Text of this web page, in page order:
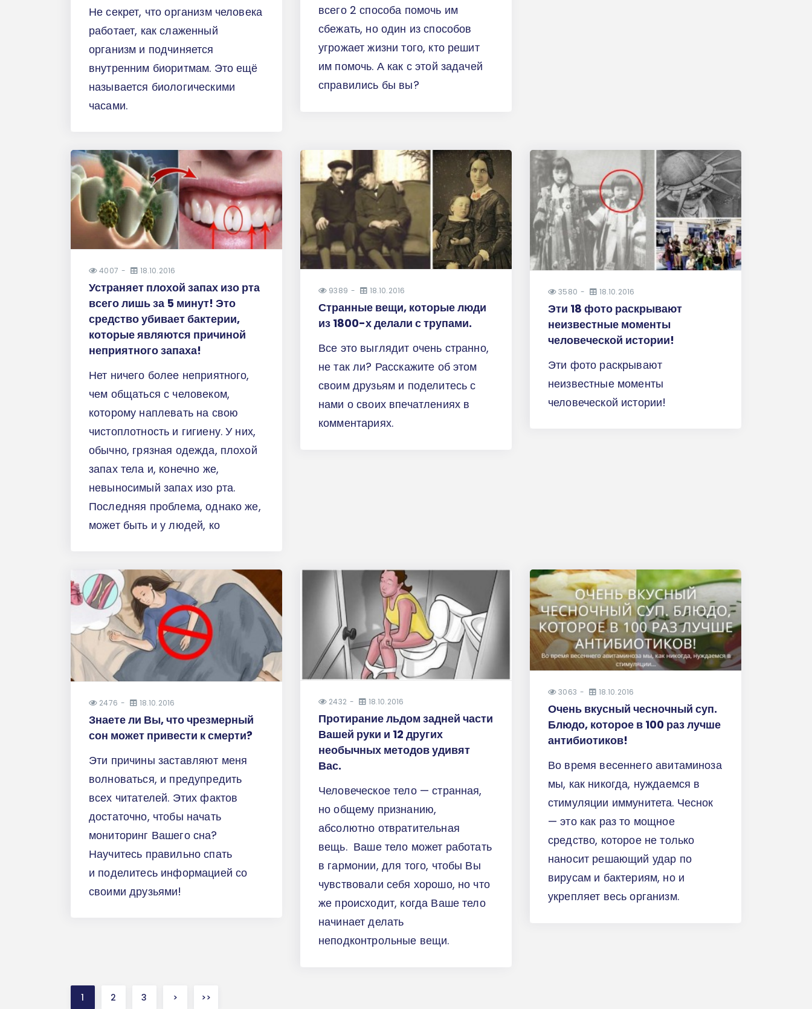
Не секрет, что организм человека
работает, как слаженный
организм и подчиняется
внутренним биоритмам. Это ещё
называется биологическими
часами.
всего 2 способа помочь им
сбежать, но один из способов
угрожает жизни того, кто решит
им помочь. А как с этой задачей
справились бы вы?
4007 18.10.2016
Устраняет плохой запах изо рта
всего лишь за 5 минут! Это
средство убивает бактерии,
которые являются причиной
неприятного запаха!
Нет ничего более неприятного,
чем общаться с человеком,
которому наплевать на свою
чистоплотность и гигиену. У них,
обычно, грязная одежда, плохой
запах тела и, конечно же,
невыносимый запах изо рта.
Последняя проблема, однако же,
может быть и у людей, ко
9389 18.10.2016
Странные вещи, которые люди
из 1800-х делали с трупами.
Все это выглядит очень странно,
не так ли? Расскажите об этом
своим друзьям и поделитесь с
нами о своих впечатлениях в
комментариях.
3580 18.10.2016
Эти 18 фото раскрывают
неизвестные моменты
человеческой истории!
Эти фото раскрывают
неизвестные моменты
человеческой истории!
2476 18.10.2016
Знаете ли Вы, что чрезмерный
сон может привести к смерти?
Эти причины заставляют меня
волноваться, и предупредить
всех читателей. Этих фактов
достаточно, чтобы начать
мониторинг Вашего сна?
Научитесь правильно спать
и поделитесь информацией со
своими друзьями!
2432 18.10.2016
Протирание льдом задней части
Вашей руки и 12 других
необычных методов удивят
Вас.
Человеческое тело — странная,
но общему признанию,
абсолютно отвратительная
вещь. Ваше тело может работать
в гармонии, для того, чтобы Вы
чувствовали себя хорошо, но что
же происходит, когда Ваше тело
начинает делать
неподконтрольные вещи.
3063 18.10.2016
Очень вкусный чесночный суп.
Блюдо, которое в 100 раз лучше
антибиотиков!
Во время весеннего авитаминоза
мы, как никогда, нуждаемся в
стимуляции иммунитета. Чеснок
— это как раз то мощное
средство, которое не только
наносит решающий удар по
вирусам и бактериям, но и
укрепляет весь организм.
1 2 3 > >>